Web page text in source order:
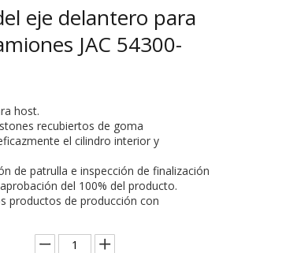
mineros
العربية
eje delantero para
JAC 54300-
host.
recubiertos de goma
el cilindro interior y
de patrulla e inspección de finalización
del 100% del producto.
productos de producción con